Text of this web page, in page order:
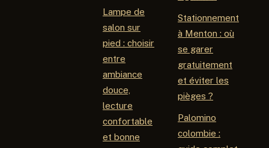
Lampe de
salon sur
pied : choisir
entre
ambiance
douce,
lecture
confortable
et bonne
Stationnement
à Menton : où
se garer
gratuitement
et éviter les
pièges ?
Palomino
colombie :